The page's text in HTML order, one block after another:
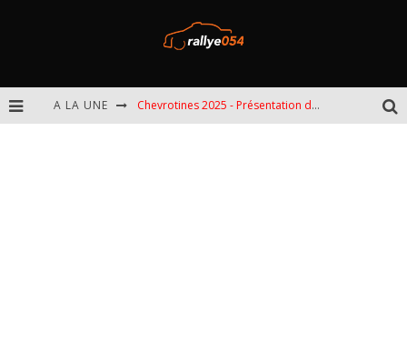
A LA UNE Chevrotines 2025 - Présentation de l'épreuve